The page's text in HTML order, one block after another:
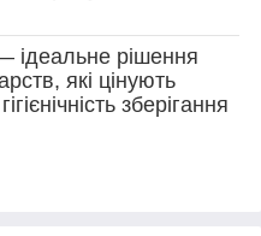
ідеальне рішення
які цінують
зберігання